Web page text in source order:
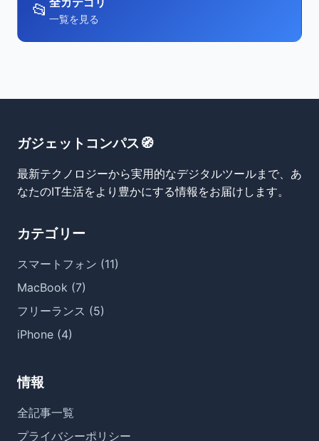
📂 一覧を見る
ガジェットコンパス🧭
最新テクノロジーから実用的なデジタルツールまで、あ
なたのIT生活をより豊かにする情報をお届けします。
カテゴリー
スマートフォン (11)
MacBook (7)
フリーランス (5)
iPhone (4)
情報
全記事一覧
プライバシーポリシー